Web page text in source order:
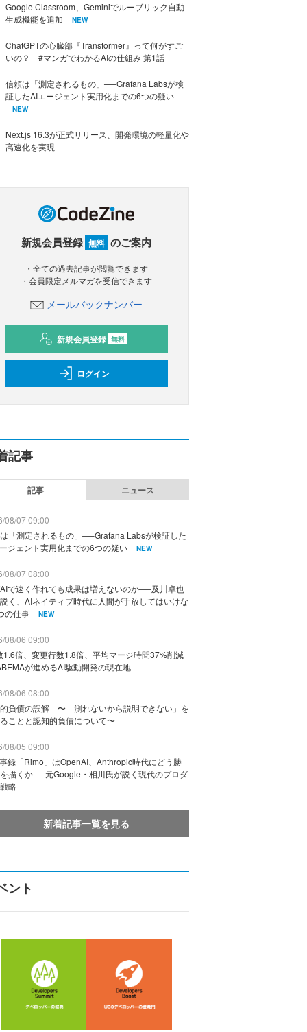
Google Classroom、Geminiでルーブリック自動
生成機能を追加
NEW
ChatGPTの心臓部『Transformer』って何がすご
いの？ #マンガでわかるAIの仕組み 第1話
信頼は「測定されるもの」──Grafana Labsが検
証したAIエージェント実用化までの6つの疑い
NEW
Next.js 16.3が正式リリース、開発環境の軽量化や
高速化を実現
新規会員登録 無料 のご案内
・全ての過去記事が閲覧できます
・会員限定メルマガを受信できます
メールバックナンバー
新規会員登録 無料
ログイン
記事
記事 ニュース
08/07 09:00
「測定されるもの」──Grafana Labsが検証した
ジェント実用化までの6つの疑い
NEW
08/07 08:00
で速く作れても成果は増えないのか──及川卓也
く、AIネイティブ時代に人間が手放してはいけな
の仕事
NEW
08/06 09:00
1.6倍、変更行数1.8倍、平均マージ時間37%削減
が進めるAI駆動開発の現在地
08/06 08:00
負債の誤解 〜「測れないから説明できない」を
ことと認知的負債について〜
08/05 09:00
録「Rimo」はOpenAI、Anthropic時代にどう勝
描くか──元Google・相川氏が説く現代のプロダ
略
新着記事一覧を見る
ント